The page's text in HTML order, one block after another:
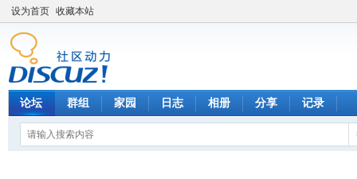
设为首页 收藏本站
论坛 群组 家园 日志 相册 分享 记录